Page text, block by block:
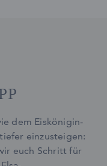
dem Eiskönigin-
einzusteigen:
euch Schritt für